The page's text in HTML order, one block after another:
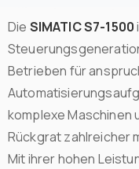
Die SIMATIC S7-1500
Betrieben für
komplexe Maschinen
Rückgrat zahlreicher
Mit ihrer hohen